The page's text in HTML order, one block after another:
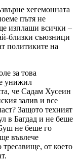
хегемонната
пътя не
изплаши всички –
близки съюзници
политиките на
за това
унижил
че Садам Хусеин
залив и все
Защото техният
в Багдад и не беше
не беше го
въвлече
от което